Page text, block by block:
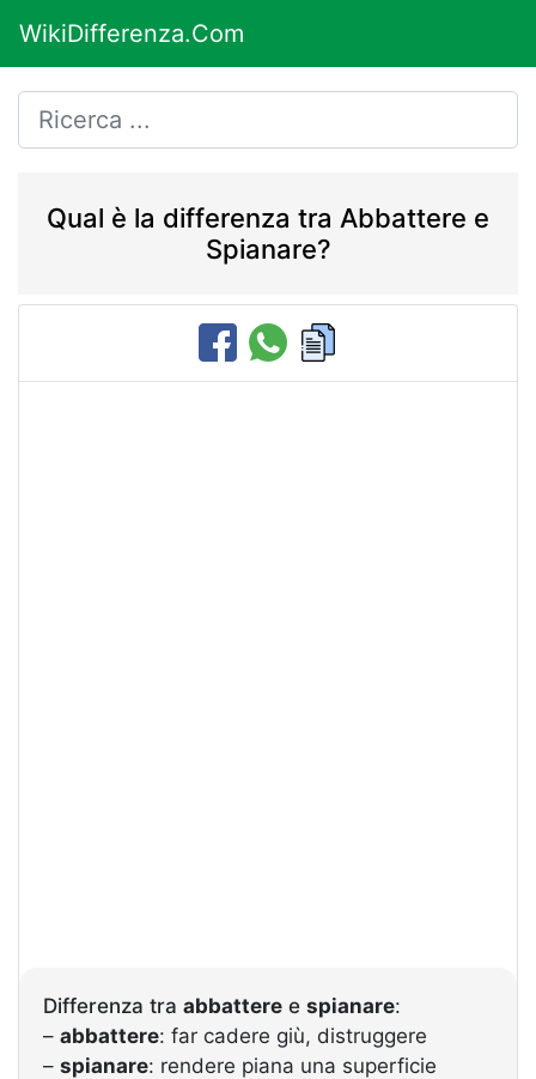
WikiDifferenza.Com
Qual è la differenza tra Abbattere e
Spianare?
Differenza tra abbattere e spianare:
– abbattere: far cadere giù, distruggere
– spianare: rendere piana una superficie